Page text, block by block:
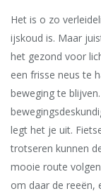
Het is o zo
ijskoud is. Maar
het gezond voor
een frisse neus te
beweging te
legt het je uit.
trotseren kunnen
mooie route
om daar de reeën,